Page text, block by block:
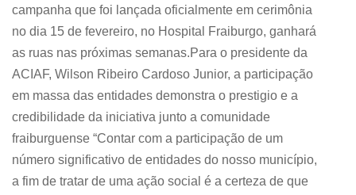
campanha que foi lançada oficialmente em cerimônia
no dia 15 de fevereiro, no Hospital Fraiburgo, ganhará
as ruas nas próximas semanas.Para o presidente da
ACIAF, Wilson Ribeiro Cardoso Junior, a participação
em massa das entidades demonstra o prestigio e a
credibilidade da iniciativa junto a comunidade
fraiburguense “Contar com a participação de um
número significativo de entidades do nosso município,
a fim de tratar de uma ação social é a certeza de que